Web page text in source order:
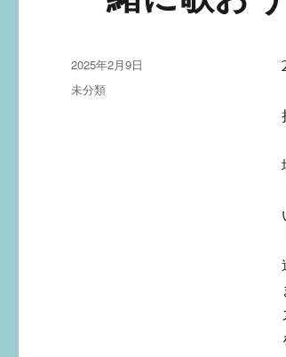
投
稿
日:
2025年2月9日
カ
未分類